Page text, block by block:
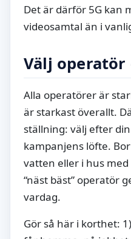
Det är därför 5G kan
videosamtal än i
Välj
Alla operatörer är
är starkast överallt.
ställning: välj efter
kampanjens löfte.
vatten eller i hus
“näst bäst” operatör
vardag.
Gör så här i korthet: